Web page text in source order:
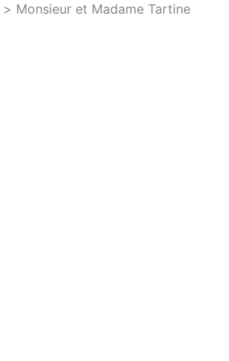
Monsieur et Madame Tartine